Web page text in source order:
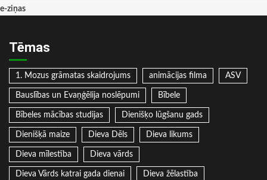
e-ziņas
Tēmas
1. Mozus grāmatas skaidrojums animācijas filma ASV
Bauslības un Evaņģēlija noslēpumi Bībele
Bībeles mācības studijas Dienišķo lūgšanu gads
Dienišķā maize Dieva Dēls Dieva likums
Dieva mīlestība Dieva vārds
Dieva Vārds katrai gada dienai Dieva žēlastība